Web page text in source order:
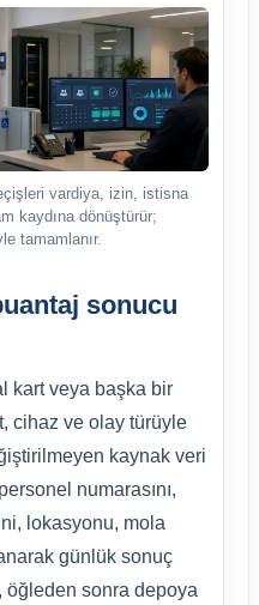
vardiya, izin, istisna
kaydına dönüştürür;
tamamlanır.
sonucu
kart veya başka bir
cihaz ve olay türüyle
kaynak veri
numarasını,
lokasyonu, mola
günlük sonuç
öğleden sonra depoya